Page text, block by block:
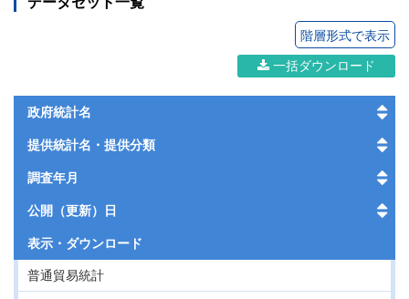
階層形式で表示
一括ダウンロード
政府統計名
提供統計名・提供分類
調査年月
公開（更新）日
表示・ ダウンロード
普通貿易統計